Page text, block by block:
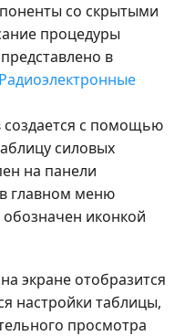
со скрытыми
процедуры
в
Радиоэлектронные
создается с помощью
силовых
на панели
главном меню
иконкой
экране отобразится
настройки таблицы,
просмотра